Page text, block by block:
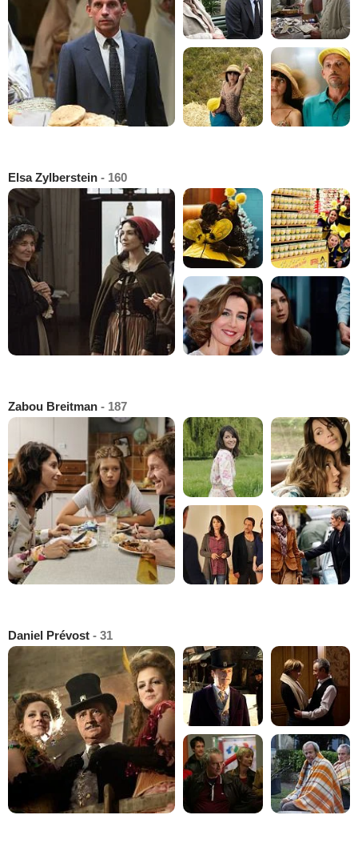
Elsa Zylberstein - 160
Zabou Breitman - 187
Daniel Prévost - 31